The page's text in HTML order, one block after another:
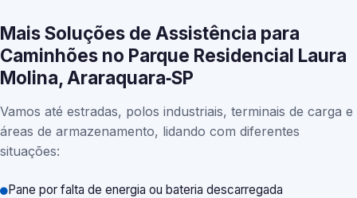
Mais Soluções de Assistência para
Caminhões no Parque Residencial Laura
Molina, Araraquara‑SP
Vamos até estradas, polos industriais, terminais de carga e
áreas de armazenamento, lidando com diferentes
situações:
Pane por falta de energia ou bateria descarregada